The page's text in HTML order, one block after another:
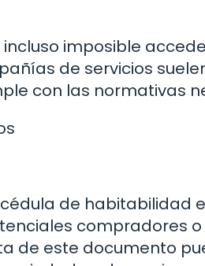
imposible
de servicios
con las normativas
de habitabilidad
compradores o
de este documento